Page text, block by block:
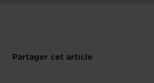
Partager cet article